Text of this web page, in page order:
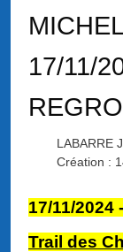
17/11/
LABARRE
Création :
17/11/2024 -
Trail des